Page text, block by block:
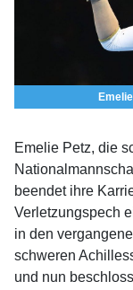
Emelie Petz, die
beendet ihre
Verletzungspech
in den
schweren
und nun